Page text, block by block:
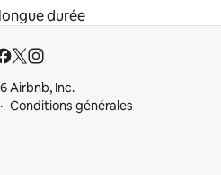
durée
Airbnb, Inc.
Conditions générales